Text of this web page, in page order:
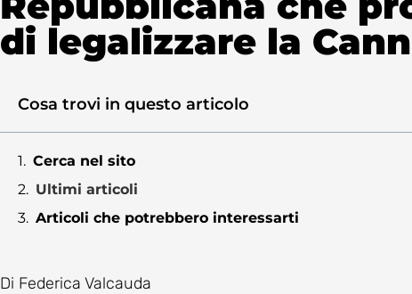
di legalizzare la
Cosa trovi in questo articolo
Cerca nel sito
Ultimi articoli
Articoli che potrebbero interessarti
Di Federica Valcauda